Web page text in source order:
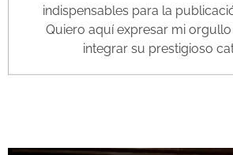
indispensables para la
Quiero aquí expresar mi
integrar su prestigioso